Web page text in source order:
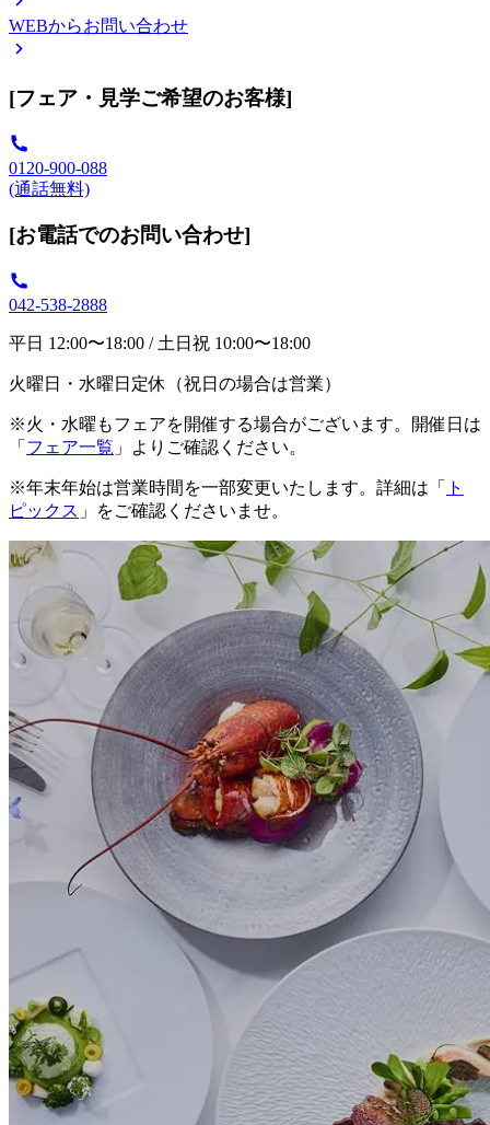
WEBからお問い合わせ
[フェア・見学ご希望のお客様]
0120-900-088
(通話無料)
[お電話でのお問い合わせ]
042-538-2888
平日 12:00〜18:00 / 土日祝 10:00〜18:00
火曜日・水曜日定休（祝日の場合は営業）
※火・水曜もフェアを開催する場合がございます。開催日は
「 フェア一覧 」よりご確認ください。
※年末年始は営業時間を一部変更いたします。詳細は「
ト
ピックス 」をご確認くださいませ。